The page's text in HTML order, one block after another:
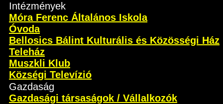
Intézmények
Móra Ferenc Általános Iskola
Óvoda
Bellosics Bálint Kulturális és Közösségi Ház
Teleház
Muszkli Klub
Községi Televízió
Gazdaság
Gazdasági társaságok / Vállalkozók